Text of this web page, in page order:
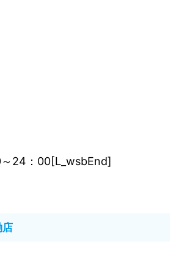
24：00[L_wsbEnd]
店